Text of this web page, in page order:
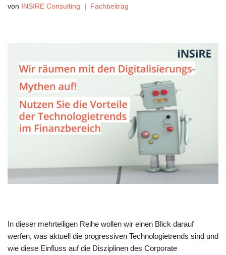
von INSIRE Consulting Fachbeitrag
In dieser mehrteiligen Reihe wollen wir einen Blick darauf
werfen, was aktuell die progressiven Technologietrends sind und
wie diese Einfluss auf die Disziplinen des Corporate